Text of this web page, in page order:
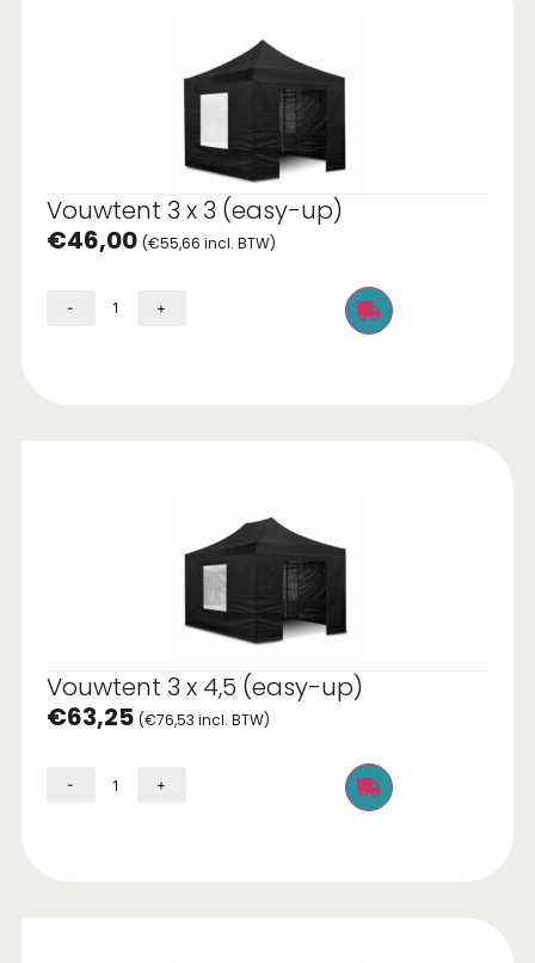
Vouwtent 3 x 3 (easy-up)
€46,00 (€55,66 incl. BTW)
- +
Vouwtent 3 x 4,5 (easy-up)
€63,25 (€76,53 incl. BTW)
- +